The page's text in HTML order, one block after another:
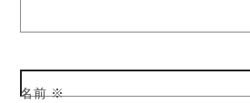
名前※